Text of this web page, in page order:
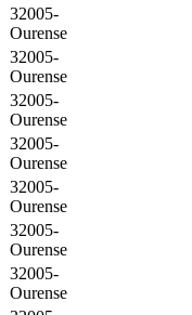
32005-
Ourense
32005-
Ourense
32005-
Ourense
32005-
Ourense
32005-
Ourense
32005-
Ourense
32005-
Ourense